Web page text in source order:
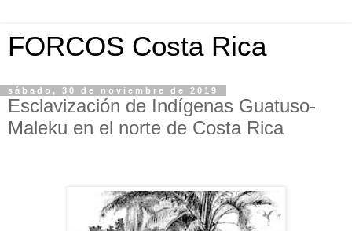
FORCOS Costa Rica
sábado, 30 de noviembre de 2019
Esclavización de Indígenas Guatuso-
Maleku en el norte de Costa Rica